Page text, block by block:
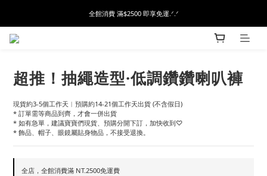
全館消費 滿$2500 即享免運.ᐟ.ᐟ
超推！抽繩造型·低調鑽鑽喇叭褲
現貨約3-5個工作天︱預購約14-21個工作天出貨 (不含假日)
* 訂單需等商品到齊，才會一併出貨
* 如有急單，建議寶寶們現貨、預購分開下訂，加快收到♡
* 飾品、帽子、眼鏡屬貼身物品，不接受退換。
全店，全館消費滿 NT.2500免運費